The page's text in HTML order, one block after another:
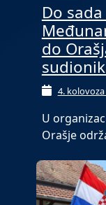
Do
do
4. kolovoza
U
Orašje